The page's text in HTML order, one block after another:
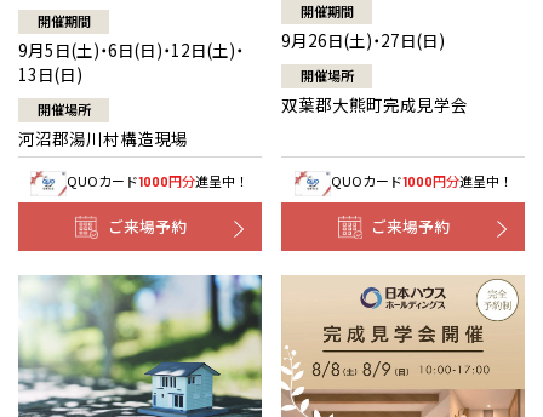
開催期間
9月5日(土)・6日(日)・12日(土)・
13日(日)
開催場所
河沼郡湯川村構造現場
QUOカード1000円分進呈中！
ご来場予約
開催期間
9月26日(土)・27日(日)
開催場所
双葉郡大熊町完成見学会
QUOカード1000円分進呈中！
ご来場予約